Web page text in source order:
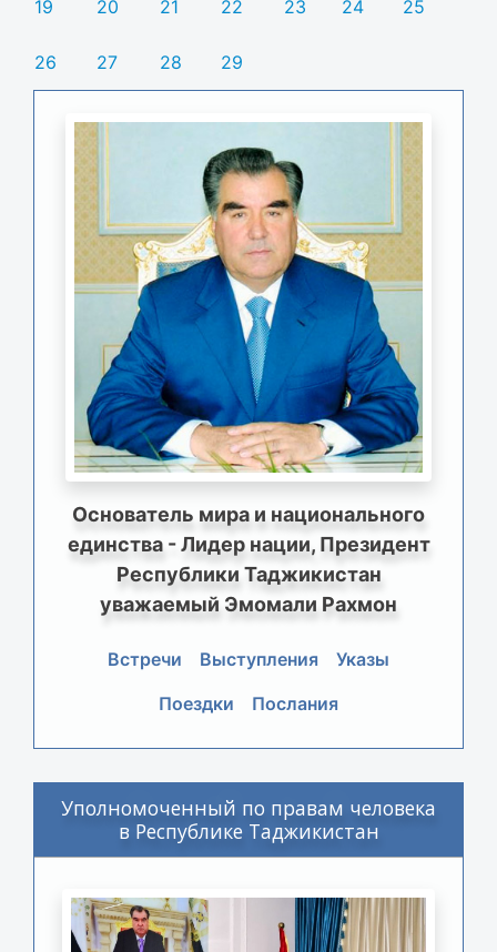
19 20 21 22 23 24 25
26 27 28 29
Основатель мира и национального
единства - Лидер нации, Президент
Республики Таджикистан
уважаемый Эмомали Рахмон
Встречи Выступления
Указы
Поездки
Послания
Уполномоченный по правам человека
в Республике Таджикистан